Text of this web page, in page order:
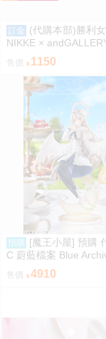
訂金 (代購本部)勝利
NIKKE ×
ation Café season4 期
定合作物販 8.27結單
1150
預購
[魔王小屋] 預購
C 蔚藍檔案 Blue
llection 渚 ～花香微笑
售價 4910